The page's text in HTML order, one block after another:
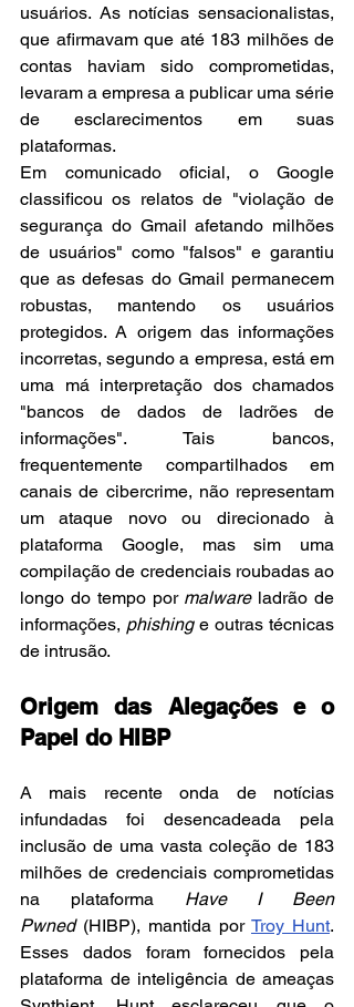
usuários. As notícias sensacionalistas,
que afirmavam que até 183 milhões de
contas haviam sido comprometidas,
levaram a empresa a publicar uma série
de esclarecimentos em suas
plataformas.
Em comunicado oficial, o Google
classificou os relatos de "violação de
segurança do Gmail afetando milhões
de usuários" como "falsos" e garantiu
que as defesas do Gmail permanecem
robustas, mantendo os usuários
protegidos. A origem das informações
incorretas, segundo a empresa, está em
uma má interpretação dos chamados
"bancos de dados de ladrões de
informações". Tais bancos,
frequentemente compartilhados em
canais de cibercrime, não representam
um ataque novo ou direcionado à
plataforma Google, mas sim uma
compilação de credenciais roubadas ao
longo do tempo por malware ladrão de
informações, phishing e outras técnicas
de intrusão.
Origem das Alegações e o
Papel do HIBP
A mais recente onda de notícias
infundadas foi desencadeada pela
inclusão de uma vasta coleção de 183
milhões de credenciais comprometidas
na plataforma Have I Been
Pwned (HIBP), mantida por Troy Hunt.
Esses dados foram fornecidos pela
plataforma de inteligência de ameaças